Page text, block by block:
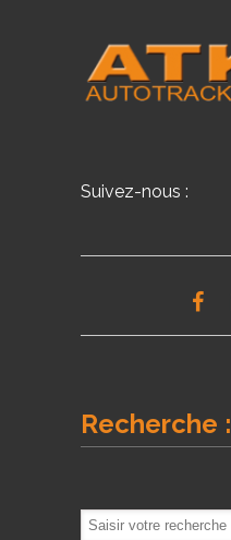
Suivez-nous :
Recherche :